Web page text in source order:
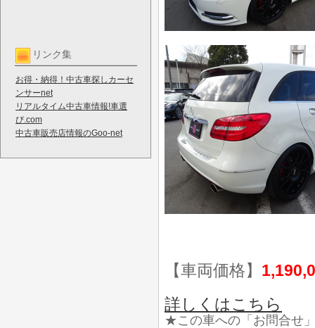
リンク集
お得・納得！中古車探しカーセ
ンサーnet
リアルタイム中古車情報!車選
び.com
中古車販売店情報のGoo-net
【車両価格】
詳しくはこちら
★この車への「お問合せ